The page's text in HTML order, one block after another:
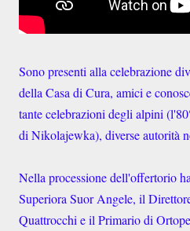
Sono presenti alla celebrazione
della Casa di Cura, amici e
tante celebrazioni degli alpini
di Nikolajewka), diverse autorità
Nella processione dell'offertorio
Superiora Suor Angele, il
Quattrocchi e il Primario di